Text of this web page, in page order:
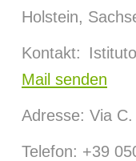
Holstein,
Kontakt:
Mail senden
Adresse: Via
Telefon: +39